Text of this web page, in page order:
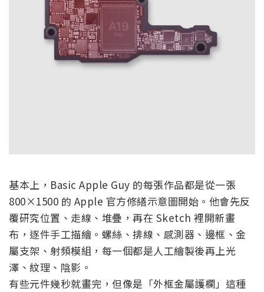
基本上，Basic Apple Guy 的每張作品都是從一張
800×1500 的 Apple 官方修繕示意圖開始。他會先反
覆研究位置、走線、堆疊，再在 Sketch 裡開新畫
布，逐件手工描繪。螺絲、排線、感測器、邊框、金
屬支架、射頻模組，每一個都是人工繪製後再上光
澤、紋理、陰影。
有些元件幾秒就畫完，但像是「外框金屬護欄」這種